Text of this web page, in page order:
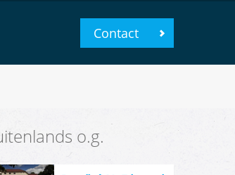
Contact
o.g.